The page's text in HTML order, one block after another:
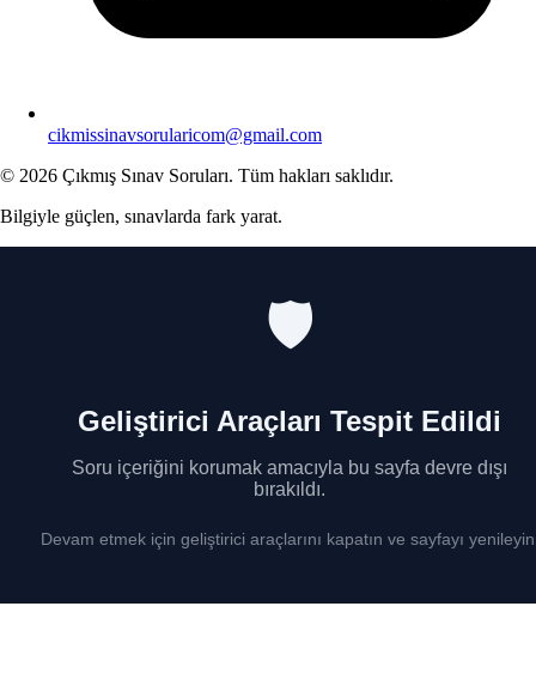
cikmissinavsorularicom@gmail.com
© 2026 Çıkmış Sınav Soruları. Tüm hakları saklıdır.
Bilgiyle güçlen, sınavlarda fark yarat.
🛡️
Geliştirici Araçları Tespit Edildi
Soru içeriğini korumak amacıyla bu sayfa devre dışı
bırakıldı.
Devam etmek için geliştirici araçlarını kapatın ve sayfayı